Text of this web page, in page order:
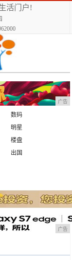
活门户!
广告
数码
明星
楼盘
出国
广告